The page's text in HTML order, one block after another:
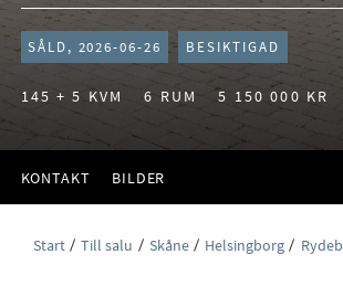
SÅLD, 2026-06-26 BESIKTIGAD
145 + 5 KVM 6 RUM 5 150 000 KR
KONTAKT BILDER
Start Till salu Skåne Helsingborg